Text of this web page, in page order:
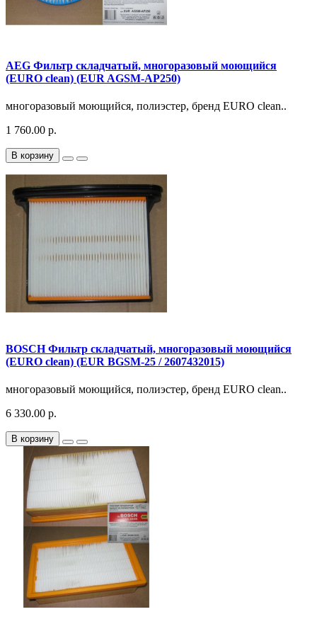
AEG Фильтр складчатый, многоразовый моющийся
(EURO clean) (EUR AGSM-AP250)
многоразовый моющийся, полиэстер, бренд EURO clean..
1 760.00 р.
В корзину
BOSCH Фильтр складчатый, многоразовый моющийся
(EURO clean) (EUR BGSM-25 / 2607432015)
многоразовый моющийся, полиэстер, бренд EURO clean..
6 330.00 р.
В корзину